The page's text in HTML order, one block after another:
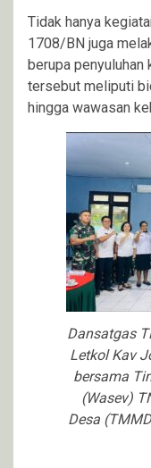
Tidak hanya
1708/BN juga
berupa penyuluhan
tersebut meliputi
hingga wawasan
Dansatgas
Letkol Kav
bersama
(Wasev)
Desa